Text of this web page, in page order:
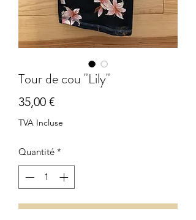
Tour de cou "Lily"
35,00 €Prix
TVA Incluse
Quantité *